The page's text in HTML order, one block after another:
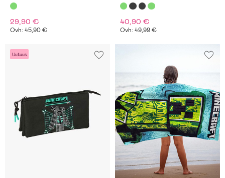
29,90 €
Ovh: 45,90 €
40,90 €
Ovh: 49,99 €
Uutuus